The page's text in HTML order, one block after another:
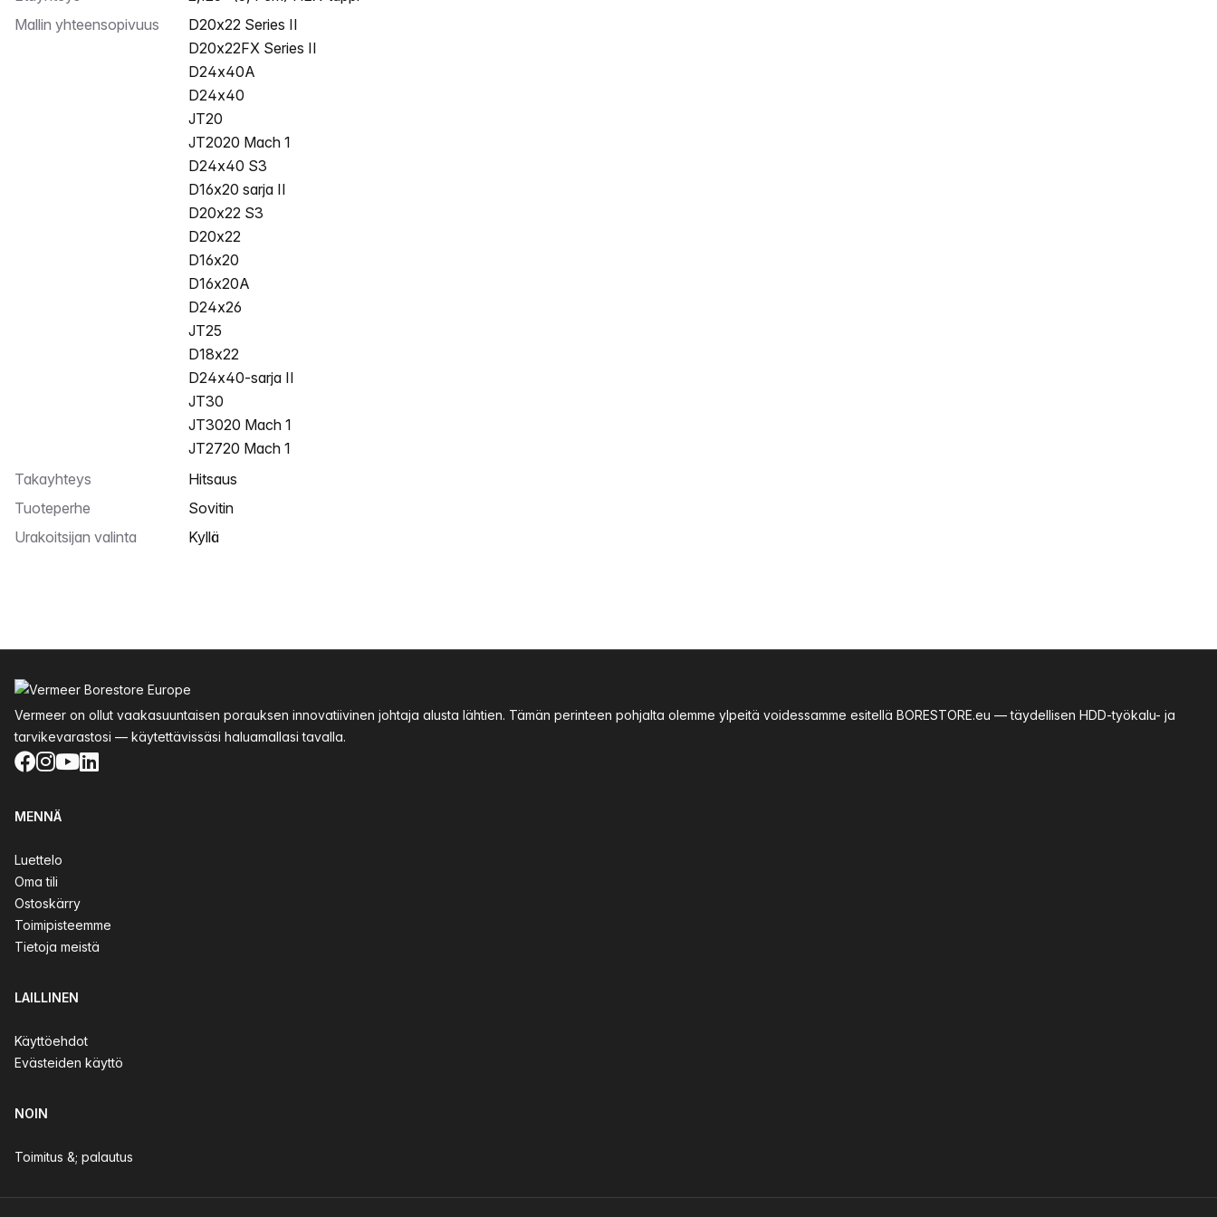
Mallin yhteensopivuus
D20x22 Series II
D20x22FX Series II
D24x40A
D24x40
JT20
JT2020 Mach 1
D24x40 S3
D16x20 sarja II
D20x22 S3
D20x22
D16x20
D16x20A
D24x26
JT25
D18x22
D24x40-sarja II
JT30
JT3020 Mach 1
JT2720 Mach 1
Takayhteys
Hitsaus
Tuoteperhe
Sovitin
Urakoitsijan valinta
Kyllä
Vermeer on ollut vaakasuuntaisen porauksen innovatiivinen johtaja alusta lähtien. Tämän perinteen pohjalta olemme ylpeitä voidessamme esitellä BORESTORE.eu — täydellisen HDD-työkalu- ja
tarvikevarastosi — käytettävissäsi haluamallasi tavalla.
Facebook
Instagram
YouTube
LinkedIn
MENNÄ
Luettelo
Oma tili
Ostoskärry
Toimipisteemme
Tietoja meistä
LAILLINEN
Käyttöehdot
Evästeiden käyttö
NOIN
Toimitus &; palautus